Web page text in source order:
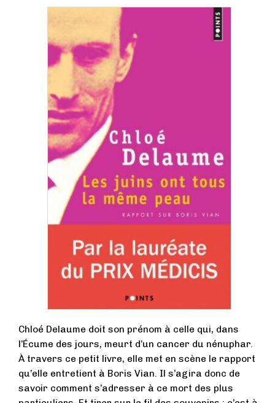
Chloé Delaume doit son prénom à celle qui, dans
l’Écume des jours, meurt d’un cancer du nénuphar.
À travers ce petit livre, elle met en scène le rapport
qu’elle entretient à Boris Vian. Il s’agira donc de
savoir comment s’adresser à ce mort des plus